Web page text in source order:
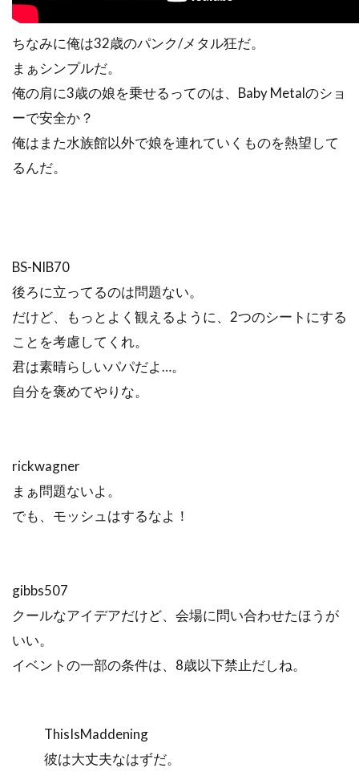
ちなみに俺は32歳のパンク/メタル狂だ。
まぁシンプルだ。
俺の肩に3歳の娘を乗せるってのは、Baby Metalのショ
ーで安全か？
俺はまた水族館以外で娘を連れていくものを熱望して
るんだ。
BS-NIB70
後ろに立ってるのは問題ない。
だけど、もっとよく観えるように、2つのシートにする
ことを考慮してくれ。
君は素晴らしいパパだよ…。
自分を褒めてやりな。
rickwagner
まぁ問題ないよ。
でも、モッシュはするなよ！
gibbs507
クールなアイデアだけど、会場に問い合わせたほうが
いい。
イベントの一部の条件は、8歳以下禁止だしね。
ThisIsMaddening
彼は大丈夫なはずだ。